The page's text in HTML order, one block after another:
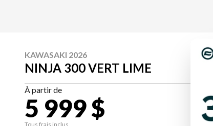
KAWASAKI 2026
NINJA 300 VERT LIME
À partir de
5 999 $
Tous frais inclus